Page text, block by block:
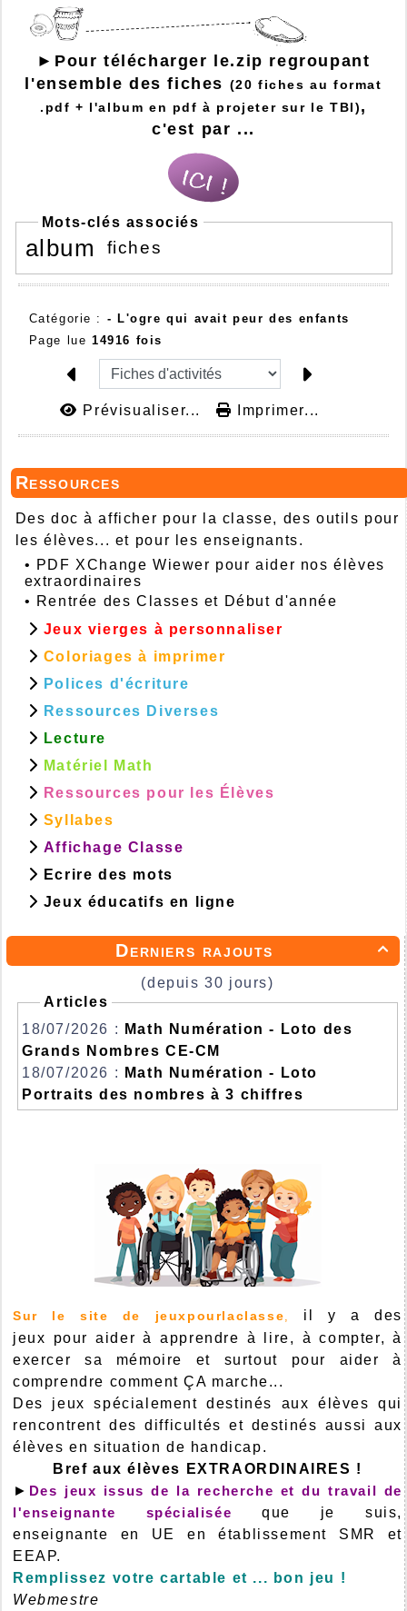

Derniers rajouts
(depuis 30 jours)
Articles
18/07/2026 :
Math Numération - Loto des
Grands Nombres CE-CM
18/07/2026 :
Math Numération - Loto
Portraits des nombres à 3 chiffres
Sur le site de jeuxpourlaclasse,
il y a des
jeux pour aider à apprendre à lire, à compter, à
exercer sa mémoire et surtout pour aider à
comprendre comment ÇA marche...
Des jeux spécialement destinés aux élèves qui
rencontrent des difficultés et destinés aussi aux
élèves en situation de handicap.
Bref aux élèves EXTRAORDINAIRES !
► Des jeux issus de la recherche et du travail de
l'enseignante spécialisée que je suis,
enseignante en UE en établissement SMR et
EEAP.
Remplissez votre cartable et ... bon jeu !
Webmestre
►Pour télécharger le.zip regroupant
l'ensemble des fiches (20 fiches au format
.pdf + l'album en pdf à projeter sur le TBI),
c'est par ...
Mots-clés associés
album fiches
Catégorie : - L'ogre qui avait peur des enfants
Page lue 14916 fois
Prévisualiser... Imprimer...
Ressources
Des doc à afficher pour la classe, des outils pour
les élèves... et pour les enseignants.
• PDF XChange Wiewer pour aider nos élèves
extraordinaires
• Rentrée des Classes et Début d'année
Jeux vierges à personnaliser
Coloriages à imprimer
Polices d'écriture
Ressources Diverses
Lecture
Matériel Math
Ressources pour les Élèves
Syllabes
Affichage Classe
Ecrire des mots
Jeux éducatifs en ligne